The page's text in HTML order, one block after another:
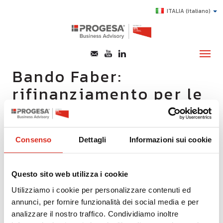
Consenso Dettagli Informazioni sui cookie
Questo sito web utilizza i cookie
Utilizziamo i cookie per personalizzare contenuti ed
annunci, per fornire funzionalità dei social media e per
analizzare il nostro traffico. Condividiamo inoltre
ITALIA(italiano)
CHI SIAMO
SERVIZI
SUCCESS STORY
CONTATTI
Bando Faber:
rifinanziamento per le
piccole imprese
21/05/2019
Visto il successo dell’iniziativa, la Regione Lombardia ha
sostenere gli investimenti delle micro e piccole imprese
per l’ottimizzazione e l’innovazione dei processi
produttivi. E’ prevista a brevissimo la riapertura dello
sportello con una dotazione di 7,5 milioni di euro.